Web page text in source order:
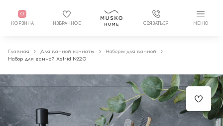
0
КОРЗИНА ИЗБРАННОЕ СВЯЗАТЬСЯ МЕНЮ
Главная Для ванной комнаты
Наборы для ванной
Набор для ванной Astrid №20